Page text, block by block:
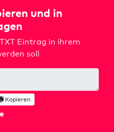
und in
Eintrag in ihrem
soll
Kopieren